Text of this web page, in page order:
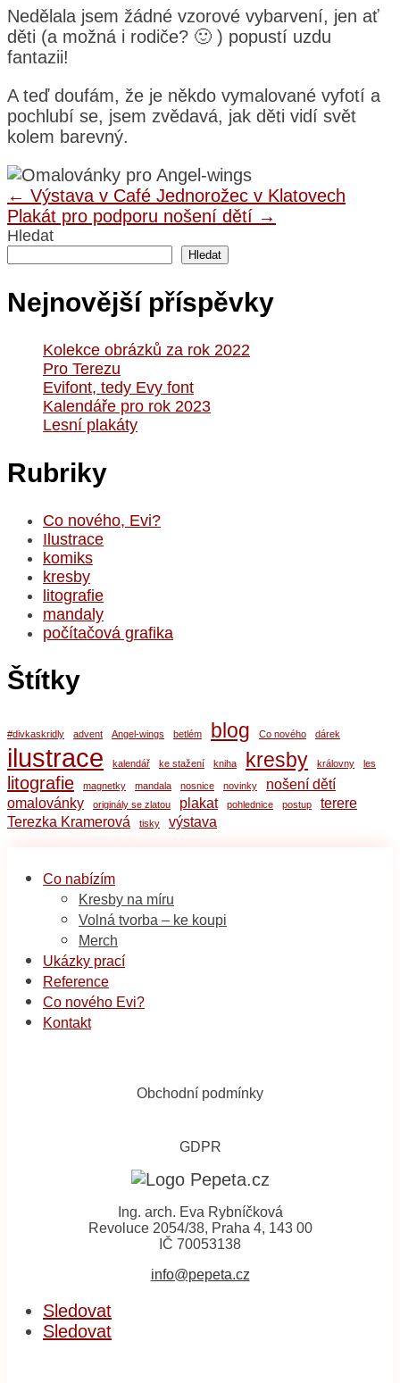
Nedělala jsem žádné vzorové vybarvení, jen ať
děti (a možná i rodiče? 🙂 ) popustí uzdu
fantazii!
A teď doufám, že je někdo vymalované vyfotí a
pochlubí se, jsem zvědavá, jak děti vidí svět
kolem barevný.
← Výstava v Café Jednorožec v Klatovech
Plakát pro podporu nošení dětí →
Hledat
Hledat
Nejnovější příspěvky
Kolekce obrázků za rok 2022
Pro Terezu
Evifont, tedy Evy font
Kalendáře pro rok 2023
Lesní plakáty
Rubriky
Co nového, Evi?
Ilustrace
komiks
kresby
litografie
mandaly
počítačová grafika
Štítky
#divkaskridly advent Angel-wings betlém blog Co nového dárek
ilustrace kalendář ke stažení kniha kresby královny les
litografie magnetky mandala nosnice novinky
nošení dětí
omalovánky
originály se zlatou plakat pohlednice postup
terere
Terezka Kramerová
tisky výstava
Co nabízím
Kresby na míru
Volná tvorba – ke koupi
Merch
Ukázky prací
Reference
Co nového Evi?
Kontakt
Obchodní podmínky
GDPR
Ing. arch. Eva Rybníčková
Revoluce 2054/38, Praha 4, 143 00
IČ 70053138
info@pepeta.cz
Sledovat
Sledovat